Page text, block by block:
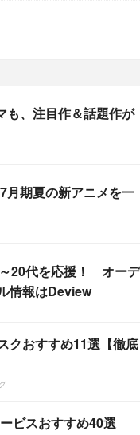
も、注目作＆話題作が
月期夏の新アニメを一
20代を応援！ オーデ
情報はDeview
クおすすめ11選【徹底
ビスおすすめ40選